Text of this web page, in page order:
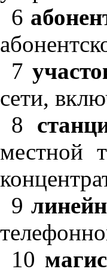
6
7
сети,
8
местной
9
10